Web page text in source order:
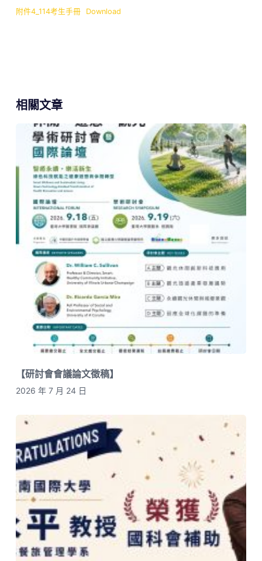
附件4_114考生手冊 Download
相關文章
【研討會會議論文徵稿】
2026 年 7 月 24 日